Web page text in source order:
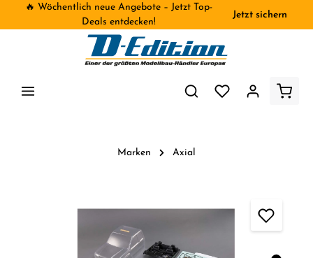
🔥 Wöchentlich neue Angebote – Jetzt Top-
Deals entdecken!
Jetzt sichern
Marken Axial